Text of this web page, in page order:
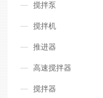
搅拌泵
搅拌机
推进器
高速搅拌器
搅拌器